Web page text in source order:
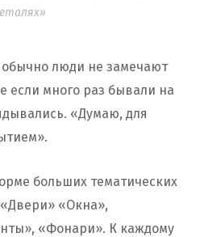
обычно люди не замечают
если много раз бывали на
«Думаю, для
больших тематических
«Окна»,
«Фонари». К каждому